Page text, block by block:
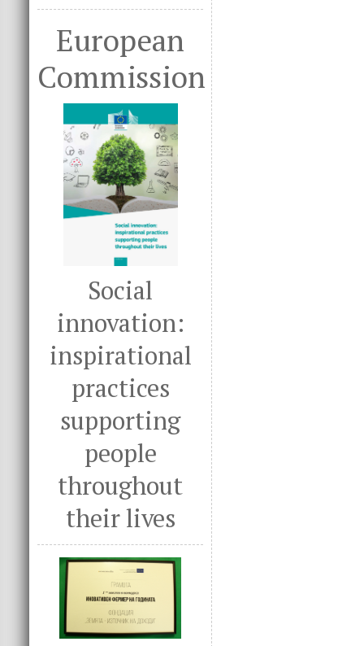
European
Commission
Social
innovation:
inspirational
practices
supporting
people
throughout
their lives